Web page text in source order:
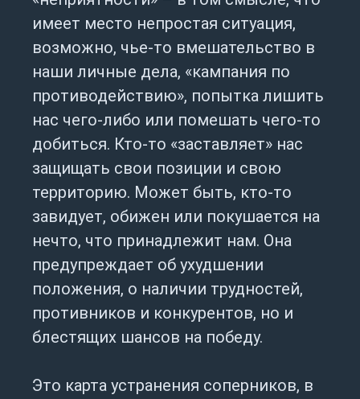
имеет место непростая ситуация,
возможно, чье-то вмешательство в
наши личные дела, «кампания по
противодействию», попытка лишить
нас чего-либо или помешать чего-то
добиться. Кто-то «заставляет» нас
защищать свои позиции и свою
территорию. Может быть, кто-то
завидует, обижен или покушается на
нечто, что принадлежит нам. Она
предупреждает об ухудшении
положения, о наличии трудностей,
противников и конкурентов, но и
блестящих шансов на победу.
Это карта устранения соперников, в